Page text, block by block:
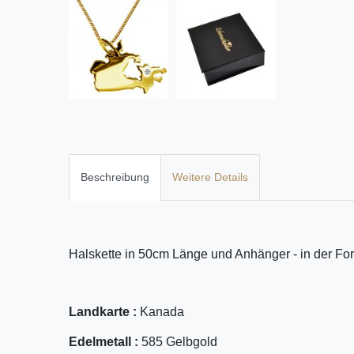
Beschreibung Weitere Details
Halskette in 50cm Länge und Anhänger - in der
Landkarte : Kanada
Edelmetall : 585 Gelbgold